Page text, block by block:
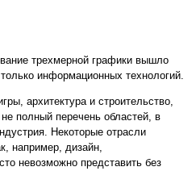
трехмерной графики вышло
информационных технологий.
архитектура и строительство,
полный перечень областей, в
Некоторые отрасли
например, дизайн,
невозможно представить без